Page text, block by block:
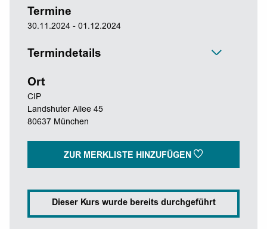
Termine
30.11.2024 - 01.12.2024
Termindetails
Ort
CIP
Landshuter Allee 45
80637 München
ZUR MERKLISTE HINZUFÜGEN
Dieser Kurs wurde bereits durchgeführt